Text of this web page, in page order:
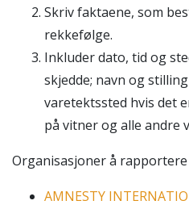
Skriv faktaene, som
rekkefølge.
Inkluder dato, tid og
skjedde; navn og
varetektssted hvis det
på vitner og alle andre
Organisasjoner å rapportere
AMNESTY